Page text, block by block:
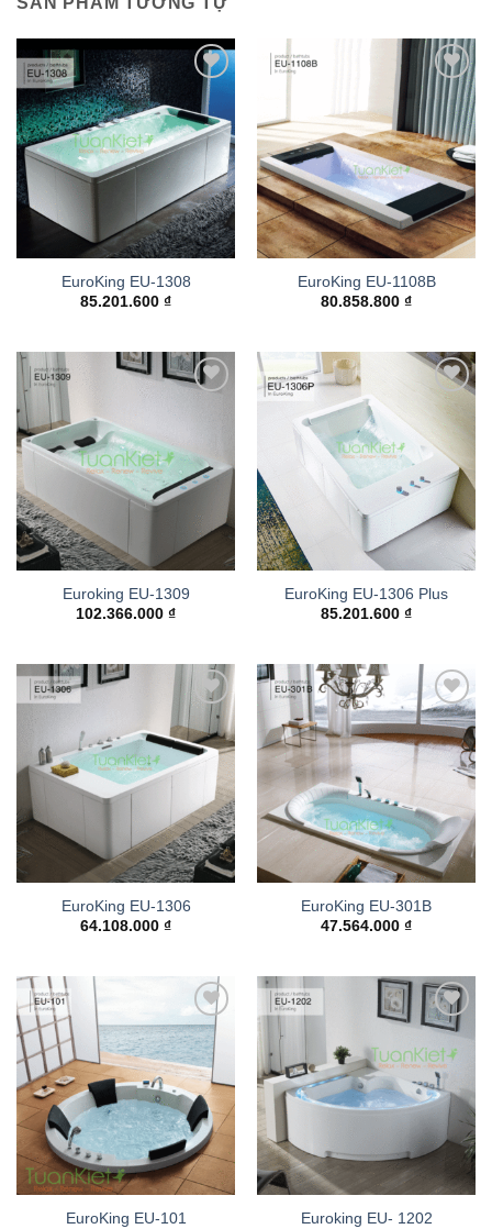
Add to
wishlist
EuroKing EU-1308
85.201.600 ₫
Add to
wishlist
EuroKing EU-1108B
80.858.800 ₫
Euroking EU-1309
102.366.000 ₫
Add to
wishlist
EuroKing EU-1306 Plus
85.201.600 ₫
Add to
wishlist
EuroKing EU-1306
64.108.000 ₫
Add to
wishlist
EuroKing EU-301B
47.564.000 ₫
Add to
wishlist
EuroKing EU-101
Add to
wishlist
Euroking EU- 1202